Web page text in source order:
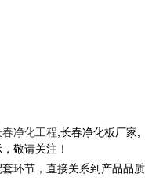
净化工程,长春净化板厂家,
敬请关注！
环节，直接关系到产品品质